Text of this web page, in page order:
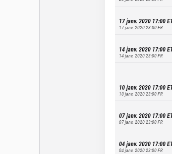
17 janv. 2020 17:00
17 janv. 2020 23:00FR
14 janv. 2020 17:00
14 janv. 2020 23:00FR
10 janv. 2020 17:00
10 janv. 2020 23:00FR
07 janv. 2020 17:00
07 janv. 2020 23:00FR
04 janv. 2020 17:00
04 janv. 2020 23:00FR